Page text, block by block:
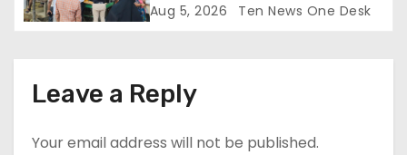
Aug 5, 2026 Ten News One Desk
Leave a Reply
Your email address will not be published.